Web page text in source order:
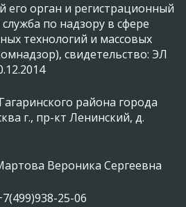
его орган и регистрационный
по надзору в сфере
технологий и массовых
свидетельство: ЭЛ
района города
г., пр-кт Ленинский, д.
Вероника Сергеевна
25-06